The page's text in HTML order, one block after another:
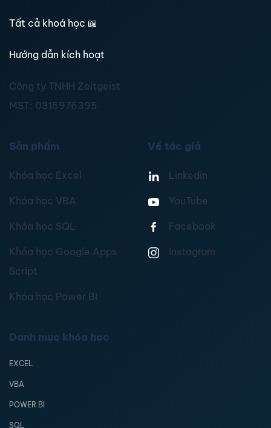
Tất cả khoá học 📖
Hướng dẫn kích hoạt
Công ty TNHH Zeitgeist
MST: 0315976395
Sản phẩm
Khóa học Excel
Khóa học VBA
Khóa học SQL
Khóa học Google Apps
Script
Khóa học Power BI
Về tác giả
Linkedin
YouTube
Facebook
Instagram
Danh mục khóa học
EXCEL
VBA
POWER BI
SQL